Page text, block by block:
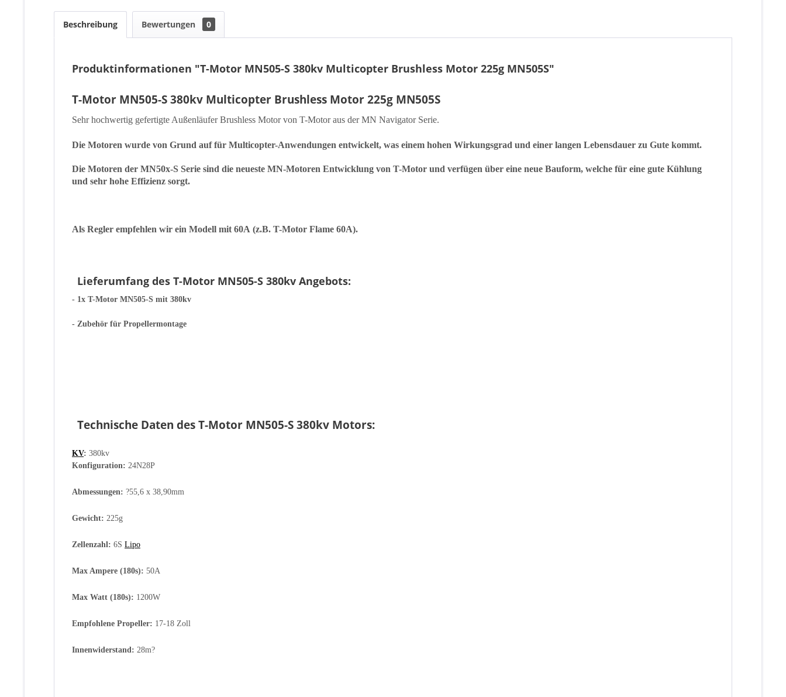
Beschreibung Bewertungen 0
Produktinformationen "T-Motor MN505-S 380kv Multicopter Brushless Motor 225g MN505S"
T-Motor MN505-S 380kv Multicopter Brushless Motor 225g MN505S
Sehr hochwertig gefertigte Außenläufer Brushless Motor von T-Motor aus der MN Navigator Serie.
Die Motoren wurde von Grund auf für Multicopter-Anwendungen entwickelt, was einem hohen Wirkungsgrad und einer langen Lebensdauer zu Gute kommt.
Die Motoren der MN50x-S Serie sind die neueste MN-Motoren Entwicklung von T-Motor und verfügen über eine neue Bauform, welche für eine gute Kühlung
und sehr hohe Effizienz sorgt.
Als Regler empfehlen wir ein Modell mit 60A (z.B. T-Motor Flame 60A).
Lieferumfang des T-Motor MN505-S 380kv Angebots:
- 1x T-Motor MN505-S mit 380kv
- Zubehör für Propellermontage
Technische Daten des T-Motor MN505-S 380kv Motors:
KV: 380kv
Konfiguration: 24N28P
Abmessungen: ?55,6 x 38,90mm
Gewicht: 225g
Zellenzahl: 6S Lipo
Max Ampere (180s): 50A
Max Watt (180s): 1200W
Empfohlene Propeller: 17-18 Zoll
Innenwiderstand: 28m?